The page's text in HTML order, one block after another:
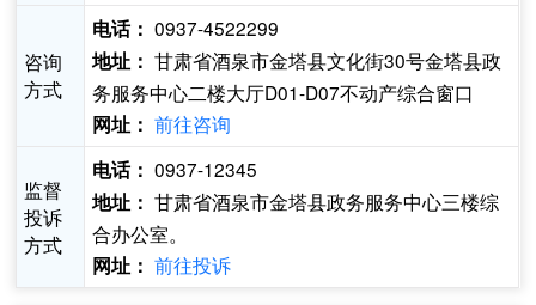
咨询
方式
电话： 0937-4522299
地址： 甘肃省酒泉市金塔县文化街30号金塔县政
务服务中心二楼大厅D01-D07不动产综合窗口
网址： 前往咨询
监督
投诉
方式
电话： 0937-12345
地址： 甘肃省酒泉市金塔县政务服务中心三楼综
合办公室。
网址： 前往投诉